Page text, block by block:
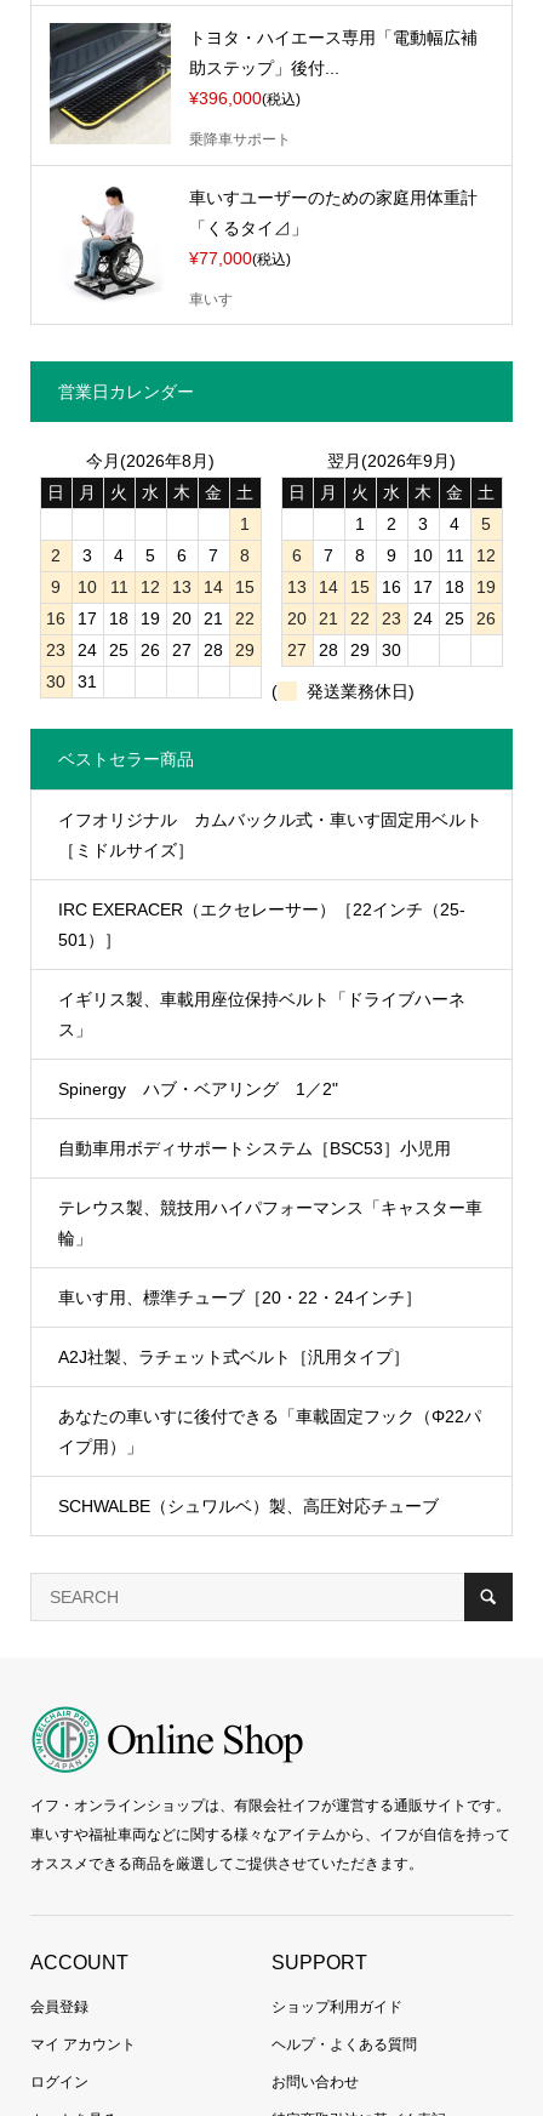
トヨタ・ハイエース専用「電動幅広補
助ステップ」後付...
¥396,000(税込)
乗降車サポート
車いすユーザーのための家庭用体重計
「くるタイ⊿」
¥77,000(税込)
車いす
営業日カレンダー
今月(2026年8月)
日
月 火 水 木 金
土
1
2
3 4 5 6 7
8
9
10 11 12 13 14
15
16
17 18 19 20 21
22
23
24 25 26 27 28
29
30
31
翌月(2026年9月)
日
月 火 水 木 金
土
1
2 3 4
5
6
7 8 9 10 11
12
13
14 15 16 17 18
19
20
21 22 23 24 25
26
27
28 29 30
( 発送業務休日)
ベストセラー商品
イフオリジナル カムバックル式・車いす固定用ベルト
［ミドルサイズ］
IRC EXERACER（エクセレーサー）［22インチ（25-
501）］
イギリス製、車載用座位保持ベルト「ドライブハーネ
ス」
Spinergy ハブ・ベアリング 1／2"
自動車用ボディサポートシステム［BSC53］小児用
テレウス製、競技用ハイパフォーマンス「キャスター車
輪」
車いす用、標準チューブ［20・22・24インチ］
A2J社製、ラチェット式ベルト［汎用タイプ］
あなたの車いすに後付できる「車載固定フック（Φ22パ
イプ用）」
SCHWALBE（シュワルベ）製、高圧対応チューブ
イフ・オンラインショップは、有限会社イフが運営する通販サイトです。
車いすや福祉車両などに関する様々なアイテムから、イフが自信を持って
オススメできる商品を厳選してご提供させていただきます。
ACCOUNT
会員登録
マイ アカウント
ログイン
SUPPORT
ショップ利用ガイド
ヘルプ・よくある質問
お問い合わせ